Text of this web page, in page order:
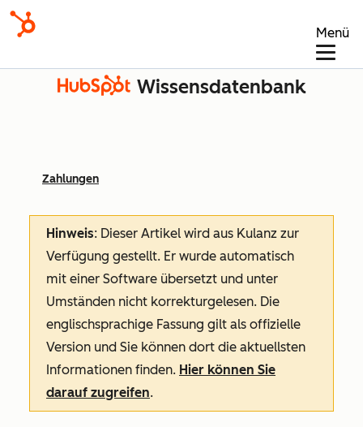
Menü
Wissensdatenbank
Zahlungen
Hinweis: Dieser Artikel wird aus Kulanz zur
Verfügung gestellt. Er wurde automatisch
mit einer Software übersetzt und unter
Umständen nicht korrekturgelesen. Die
englischsprachige Fassung gilt als offizielle
Version und Sie können dort die aktuellsten
Informationen finden. Hier können Sie
darauf zugreifen.